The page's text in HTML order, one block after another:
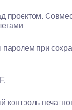
проектом.
при
контроль